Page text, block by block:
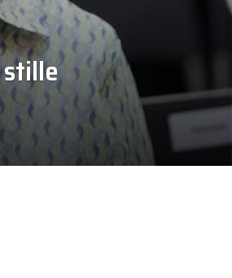
stille